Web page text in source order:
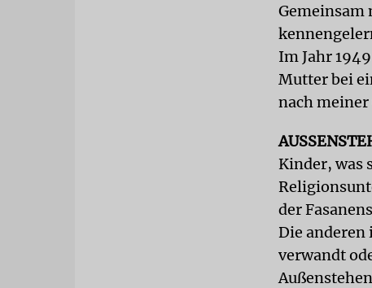
Gemeinsam
Im Jahr
Mutter bei
nach
Kinder, was
der
Die
verwandt